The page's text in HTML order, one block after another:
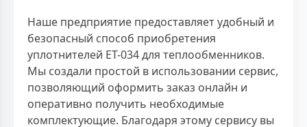
Наше предприятие предоставляет удобный и
безопасный способ приобретения
уплотнителей ЕТ-034 для теплообменников.
Мы создали простой в использовании сервис,
позволяющий оформить заказ онлайн и
оперативно получить необходимые
комплектующие. Благодаря этому сервису вы